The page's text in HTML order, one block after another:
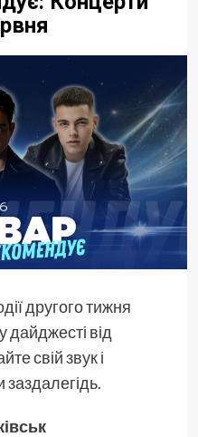
другого тижня
дайджесті від
свій звук і
заздалегідь.